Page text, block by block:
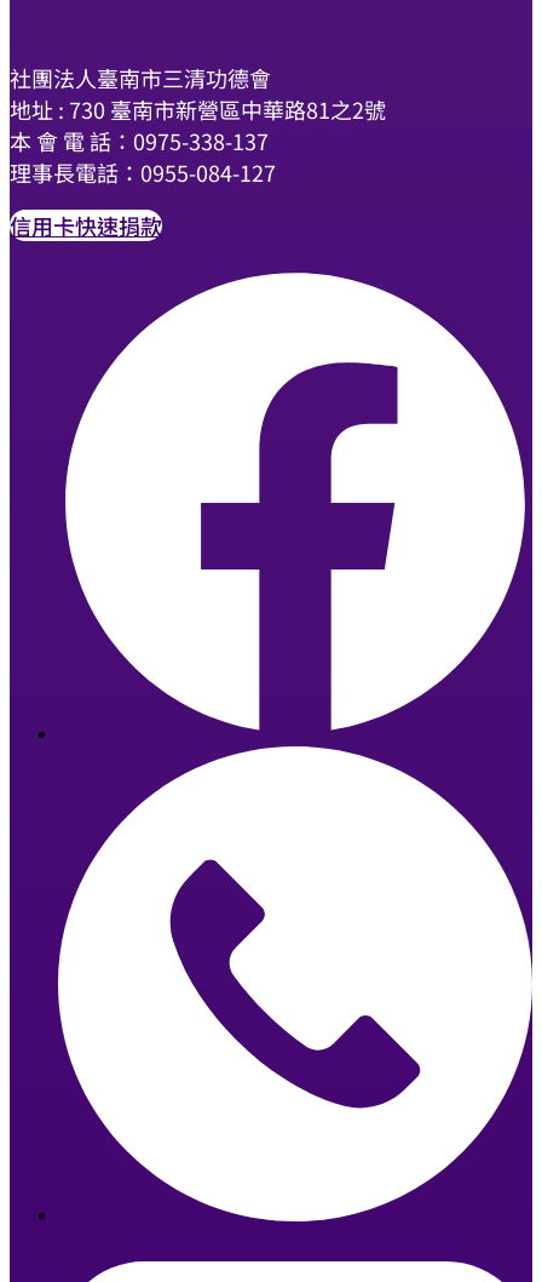
社團法人臺南市三清功德會
地址 : 730 臺南市新營區中華路81之2號
本 會 電 話：0975-338-137
理事長電話：0955-084-127
信用卡快速捐款